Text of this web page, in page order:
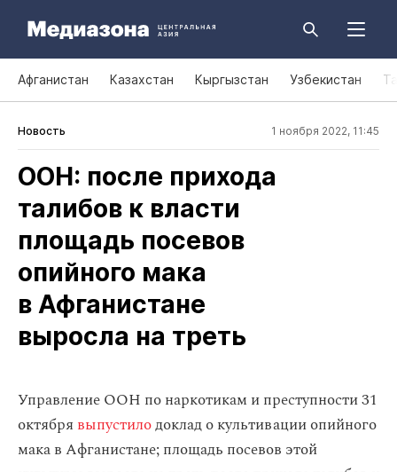
Афганистан Казахстан Кыргызстан Узбекистан
Новость 1 ноября 2022, 11:45
ООН: после прихода
талибов к власти
площадь посевов
опийного мака
в Афганистане
выросла на треть
Управление ООН по наркотикам и преступности 31
октября выпустилодоклад о культивации опийного
мака в Афганистане; площадь посевов этой